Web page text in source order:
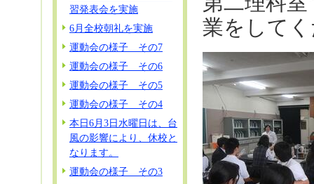
習発表会を実施
6月全校朝礼を実施
運動会の様子 その7
運動会の様子 その6
運動会の様子 その5
運動会の様子 その4
本日6月3日水曜日は、台
風の影響により、休校と
なります。
運動会の様子 その3
業をして